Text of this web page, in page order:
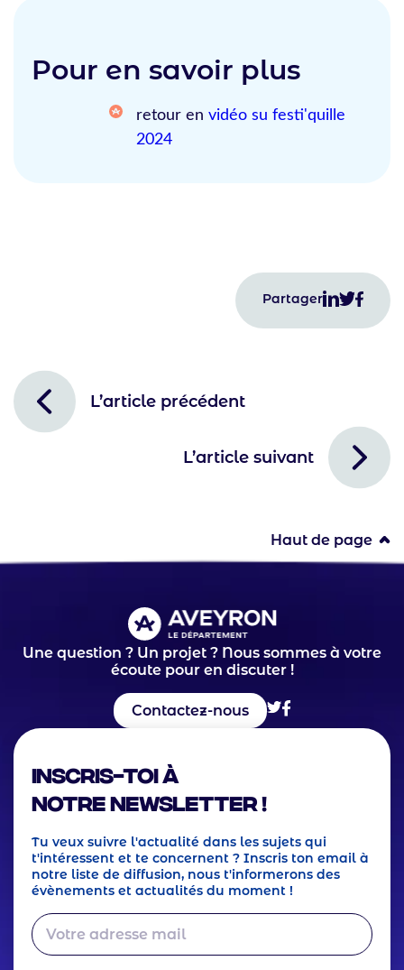
Pour en savoir plus
retour en vidéo su festi'quille
2024
Partager
L’article précédent
L’article suivant
Haut de page
Une question ? Un projet ? Nous sommes à votre
écoute pour en discuter !
Contactez-nous
Inscris-toi à
notre Newsletter !
Tu veux suivre l'actualité dans les sujets qui
t'intéressent et te concernent ? Inscris ton email à
notre liste de diffusion, nous t'informerons des
évènements et actualités du moment !